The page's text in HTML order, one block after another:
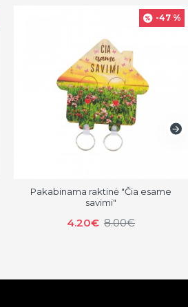
-47 %
Pakabinama raktinė "Čia esame
savimi"
4.20€ 8.00€